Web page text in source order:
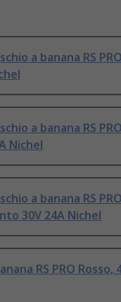
a banana RS
a banana RS
Nichel
a banana RS
30V 24A Nichel
RS PRO Rosso,